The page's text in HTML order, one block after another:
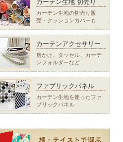
カーテン生地 切売り
カーテン生地の切売り販
売・クッションカバーも
カーテンアクセサリー
房かけ、タッセル、カーテ
ンフォルダーなど
ファブリックパネル
カーテン生地を使ったファ
ブリックパネル